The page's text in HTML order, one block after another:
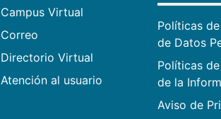
Campus Virtual
Correo
Directorio Virtual
Atención al usuario
Políticas
de Datos
Políticas
de la
Aviso de